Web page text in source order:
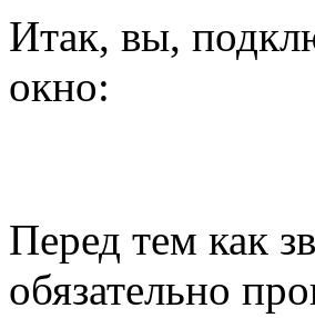
Итак, вы,
окно:
Перед тем как
обязательно